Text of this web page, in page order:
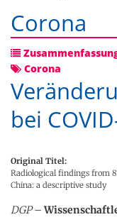
Corona
Corona
bei
Original Titel:
Radiological findings from
China: a descriptive study
DGP–